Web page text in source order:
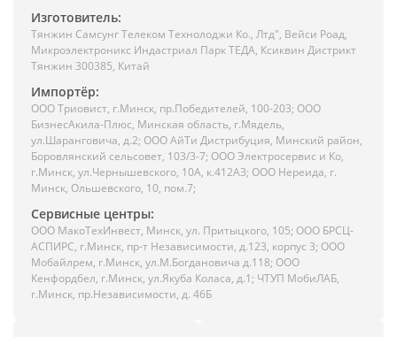
Изготовитель:
Тянжин Самсунг Телеком Технолоджи Ко., Лтд", Вейси Роад,
Микроэлектроникс Индастриал Парк ТЕДА, Ксиквин Дистрикт
Тянжин 300385, Китай
Импортёр:
ООО Триовист, г.Минск, пр.Победителей, 100-203; ООО
БизнесАкила-Плюс, Минская область, г.Мядель,
ул.Шаранговича, д.2; ООО АйТи Дистрибуция, Минский район,
Боровлянский сельсовет, 103/3-7; ООО Электросервис и Ко,
г.Минск, ул.Чернышевского, 10А, к.412АЗ; ООО Нереида, г.
Минск, Ольшевского, 10, пом.7;
Сервисные центры:
ООО МакоТехИнвест, Минск, ул. Притыцкого, 105; ООО БРСЦ-
АСПИРС, г.Минск, пр-т Независимости, д.123, корпус 3; ООО
Мобайлрем, г.Минск, ул.М.Богдановича д.118; ООО
Кенфордбел, г.Минск, ул.Якуба Коласа, д.1; ЧТУП МобиЛАБ,
г.Минск, пр.Независимости, д. 46Б